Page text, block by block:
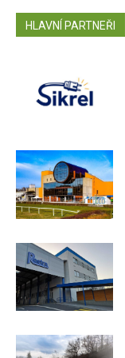
HLAVNÍ PARTNEŘI